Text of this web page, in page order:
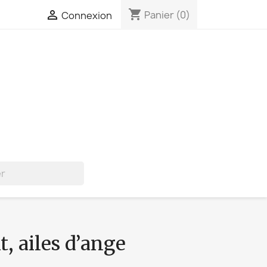
 Connexion shopping_cart Panier (0)
ailes d’ange